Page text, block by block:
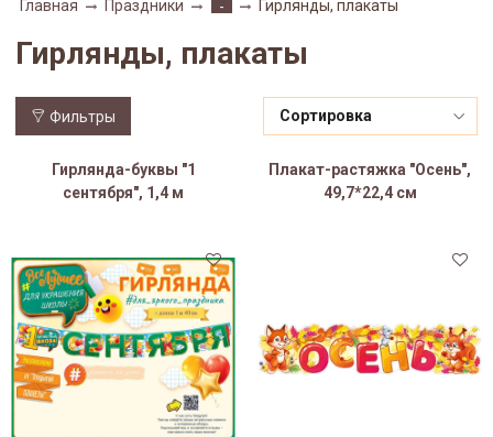
Главная Праздники - Гирлянды, плакаты
Гирлянды, плакаты
Фильтры
Гирлянда-буквы "1
сентября", 1,4 м
Плакат-растяжка "Осень",
49,7*22,4 см